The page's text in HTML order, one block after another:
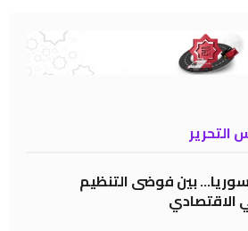
التحرير
بين فوضى التنظيم
الاقتصادي